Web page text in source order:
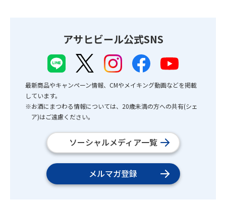
アサヒビール公式SNS
最新商品やキャンペーン情報、CMやメイキング動画などを掲載
しています。
※お酒にまつわる情報については、20歳未満の方への共有(シェ
ア)はご遠慮ください。
ソーシャルメディア一覧
メルマガ登録